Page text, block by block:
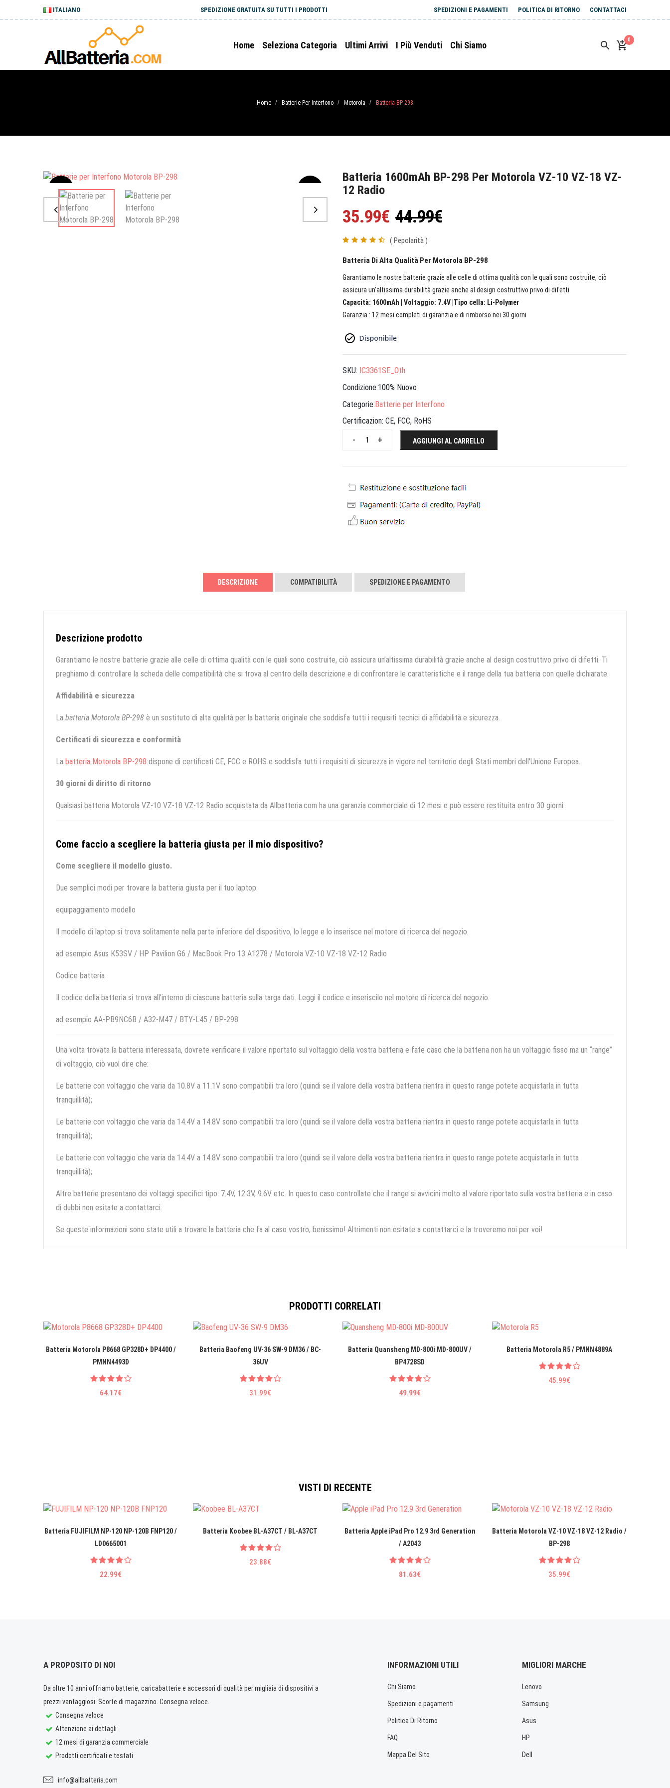
ITALIANO SPEDIZIONE GRATUITA SU TUTTI I PRODOTTI SPEDIZIONI E PAGAMENTI POLITICA DI RITORNO CONTATTACI
Home Seleziona Categoria Ultimi Arrivi I Più Venduti Chi Siamo
0
Home / Batterie Per Interfono / Motorola / Batteria BP-298
Sale
Batteria 1600mAh BP-298 Per Motorola VZ-10 VZ-18 VZ-
12 Radio
35.99€ 44.99€
( Pepolarità )
Batteria Di Alta Qualità Per Motorola BP-298
Garantiamo le nostre batterie grazie alle celle di ottima qualità con le quali sono costruite, ciò
assicura un’altissima durabilità grazie anche al design costruttivo privo di difetti.
Capacità: 1600mAh | Voltaggio: 7.4V |Tipo cella: Li-Polymer
Garanzia : 12 mesi completi di garanzia e di rimborso nei 30 giorni
SKU: IC3361SE_Oth
Condizione:100% Nuovo
Categorie:Batterie per Interfono
Certificazion: CE, FCC, RoHS
+
- AGGIUNGI AL CARRELLO
DESCRIZIONE COMPATIBILITÀ SPEDIZIONE E PAGAMENTO
Descrizione prodotto
Garantiamo le nostre batterie grazie alle celle di ottima qualità con le quali sono costruite, ciò assicura un’altissima durabilità grazie anche al design costruttivo privo di difetti. Ti
preghiamo di controllare la scheda delle compatibilità che si trova al centro della descrizione e di confrontare le caratteristiche e il range della tua batteria con quelle dichiarate.
Affidabilità e sicurezza
La batteria Motorola BP-298 è un sostituto di alta qualità per la batteria originale che soddisfa tutti i requisiti tecnici di affidabilità e sicurezza.
Certificati di sicurezza e conformità
La batteria Motorola BP-298 dispone di certificati CE, FCC e ROHS e soddisfa tutti i requisiti di sicurezza in vigore nel territorio degli Stati membri dell'Unione Europea.
30 giorni di diritto di ritorno
Qualsiasi batteria Motorola VZ-10 VZ-18 VZ-12 Radio acquistata da Allbatteria.com ha una garanzia commerciale di 12 mesi e può essere restituita entro 30 giorni.
Come faccio a scegliere la batteria giusta per il mio dispositivo?
Come scegliere il modello giusto.
Due semplici modi per trovare la batteria giusta per il tuo laptop.
equipaggiamento modello
Il modello di laptop si trova solitamente nella parte inferiore del dispositivo, lo legge e lo inserisce nel motore di ricerca del negozio.
ad esempio Asus K53SV / HP Pavilion G6 / MacBook Pro 13 A1278 / Motorola VZ-10 VZ-18 VZ-12 Radio
Codice batteria
Il codice della batteria si trova all'interno di ciascuna batteria sulla targa dati. Leggi il codice e inseriscilo nel motore di ricerca del negozio.
ad esempio AA-PB9NC6B / A32-M47 / BTY-L45 / BP-298
Una volta trovata la batteria interessata, dovrete verificare il valore riportato sul voltaggio della vostra batteria e fate caso che la batteria non ha un voltaggio fisso ma un “range”
di voltaggio, ciò vuol dire che:
Le batterie con voltaggio che varia da 10.8V a 11.1V sono compatibili tra loro (quindi se il valore della vostra batteria rientra in questo range potete acquistarla in tutta
tranquillità);
Le batterie con voltaggio che varia da 14.4V a 14.8V sono compatibili tra loro (quindi se il valore della vostra batteria rientra in questo range potete acquistarla in tutta
tranquillità);
Le batterie con voltaggio che varia da 14.4V a 14.8V sono compatibili tra loro (quindi se il valore della vostra batteria rientra in questo range potete acquistarla in tutta
tranquillità);
Altre batterie presentano dei voltaggi specifici tipo: 7.4V, 12.3V, 9.6V etc. In questo caso controllate che il range si avvicini molto al valore riportato sulla vostra batteria e in caso
di dubbi non esitate a contattarci.
Se queste informazioni sono state utili a trovare la batteria che fa al caso vostro, benissimo! Altrimenti non esitate a contattarci e la troveremo noi per voi!
PRODOTTI CORRELATI
Batteria Motorola P8668 GP328D+ DP4400 /
PMNN4493D
64.17€
Batteria Baofeng UV-36 SW-9 DM36 / BC-
36UV
31.99€
Batteria Quansheng MD-800i MD-800UV /
BP4728SD
49.99€
Batteria Motorola R5 / PMNN4889A
45.99€
VISTI DI RECENTE
Batteria FUJIFILM NP-120 NP-120B FNP120 /
LD0665001
22.99€
Batteria Koobee BL-A37CT / BL-A37CT
23.88€
Batteria Apple iPad Pro 12.9 3rd Generation
/ A2043
81.63€
Batteria Motorola VZ-10 VZ-18 VZ-12 Radio /
BP-298
35.99€
A PROPOSITO DI NOI
Da oltre 10 anni offriamo batterie, caricabatterie e accessori di qualità per migliaia di dispositivi a
prezzi vantaggiosi. Scorte di magazzino. Consegna veloce.
Consegna veloce
Attenzione ai dettagli
12 mesi di garanzia commerciale
Prodotti certificati e testati
info@allbatteria.com
INFORMAZIONI UTILI
Chi Siamo
Spedizioni e pagamenti
Politica Di Ritorno
FAQ
Mappa Del Sito
MIGLIORI MARCHE
Lenovo
Samsung
Asus
HP
Dell